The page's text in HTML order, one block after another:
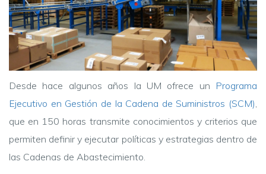
Desde hace algunos años la UM ofrece un Programa
Ejecutivo en Gestión de la Cadena de Suministros (SCM),
que en 150 horas transmite conocimientos y criterios que
permiten definir y ejecutar políticas y estrategias dentro de
las Cadenas de Abastecimiento.